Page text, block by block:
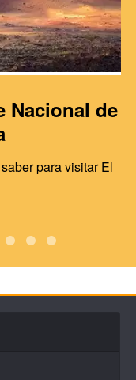
Nacional de
para visitar El